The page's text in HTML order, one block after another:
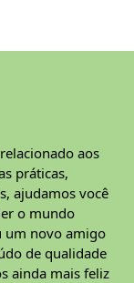
aos
práticas,
ajudamos você
o mundo
um novo amigo
de qualidade
ainda mais feliz